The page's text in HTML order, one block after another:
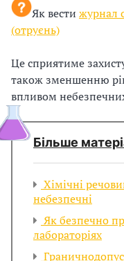
Як вести журнал
(отруєнь)
Це сприятиме
також зменшенню
впливом
Більше
Хімічні
небезпечні
Як безпечно
лабораторіях
с
о
б
і
н
і
з